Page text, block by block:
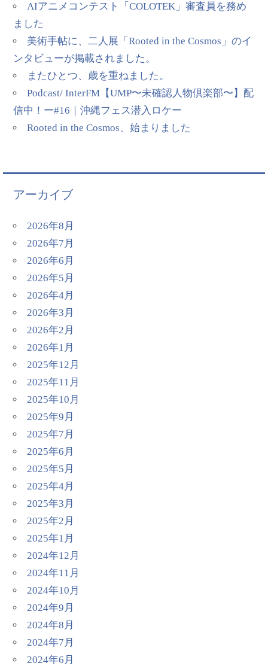
AIアニメコンテスト「COLOTEK」審査員を務め
ました
美術手帖に、二人展「Rooted in the Cosmos」のイ
ンタビューが掲載されました。
またひとつ、歳を重ねました。
Podcast/ InterFM【UMP〜未確認人物倶楽部〜】配
信中！ー#16｜沖縄フェス潜入ロケー
Rooted in the Cosmos、始まりました
アーカイブ
2026年8月
2026年7月
2026年6月
2026年5月
2026年4月
2026年3月
2026年2月
2026年1月
2025年12月
2025年11月
2025年10月
2025年9月
2025年7月
2025年6月
2025年5月
2025年4月
2025年3月
2025年2月
2025年1月
2024年12月
2024年11月
2024年10月
2024年9月
2024年8月
2024年7月
2024年6月